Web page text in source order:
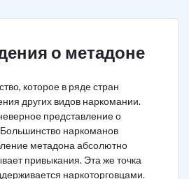
о метадоне
которое в ряде стран
других видов наркомании.
представление о
наркоманов
метадона абсолютно
привыкания. Эта же точка
наркоторговцами.